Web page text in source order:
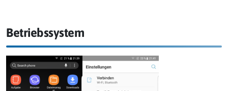
Betriebssystem